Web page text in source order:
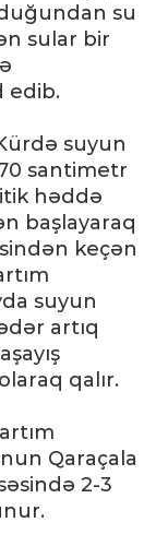
su
sular bir
edib.
suyun
santimetr
həddə
başlayaraq
keçən
suyun
artıq
qalır.
Qaraçala
2-3